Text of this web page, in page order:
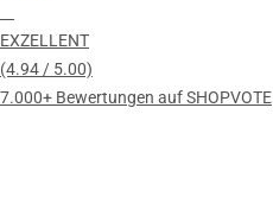
EXZELLENT
(4.94 / 5.00)
7.000+ Bewertungen auf SHOPVOTE